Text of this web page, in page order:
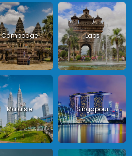
Cambodge Laos
Malaisie Singapour